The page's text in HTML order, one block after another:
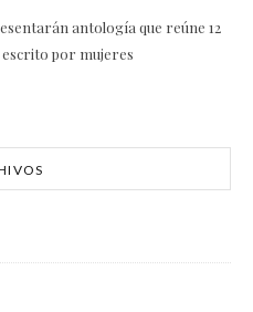
antología que reúne 12
por mujeres